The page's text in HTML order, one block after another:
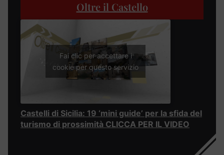
Oltre il Castello
Fai clic per accettare i
cookie per questo servizio
Castelli di Sicilia: 19 ‘mini guide’ per la sfida del
turismo di prossimità CLICCA PER IL VIDEO